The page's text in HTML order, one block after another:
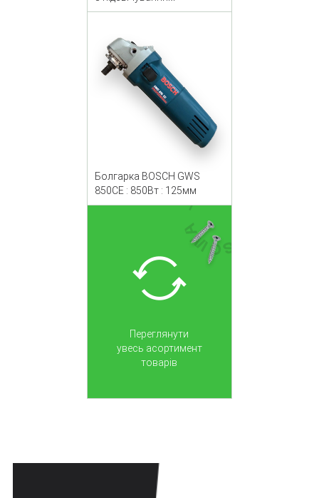
Болгарка BOSCH GWS
850CE : 850Вт : 125мм
Переглянути
увесь асортимент
товарів